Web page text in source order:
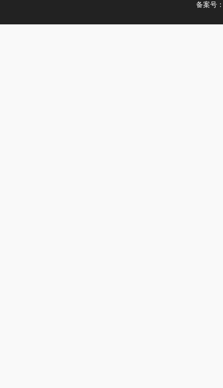
备案号